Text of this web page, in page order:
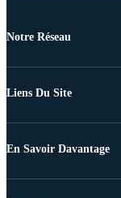
Notre Réseau
Liens Du Site
En Savoir Davantage